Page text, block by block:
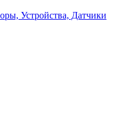
Устройства, Датчики